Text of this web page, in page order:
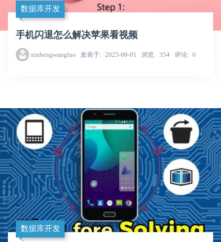
数据库开发
手机闪退怎么解决苹果看视频
xinhengwangluo 发表于 2025-08-01 浏览 354 评论 0
数据库开发